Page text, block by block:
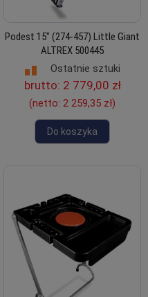
Podest 15" (274-457) Little Giant
ALTREX 500445
Ostatnie sztuki
brutto: 2 779,00 zł
(netto: 2 259,35 zł)
Do koszyka